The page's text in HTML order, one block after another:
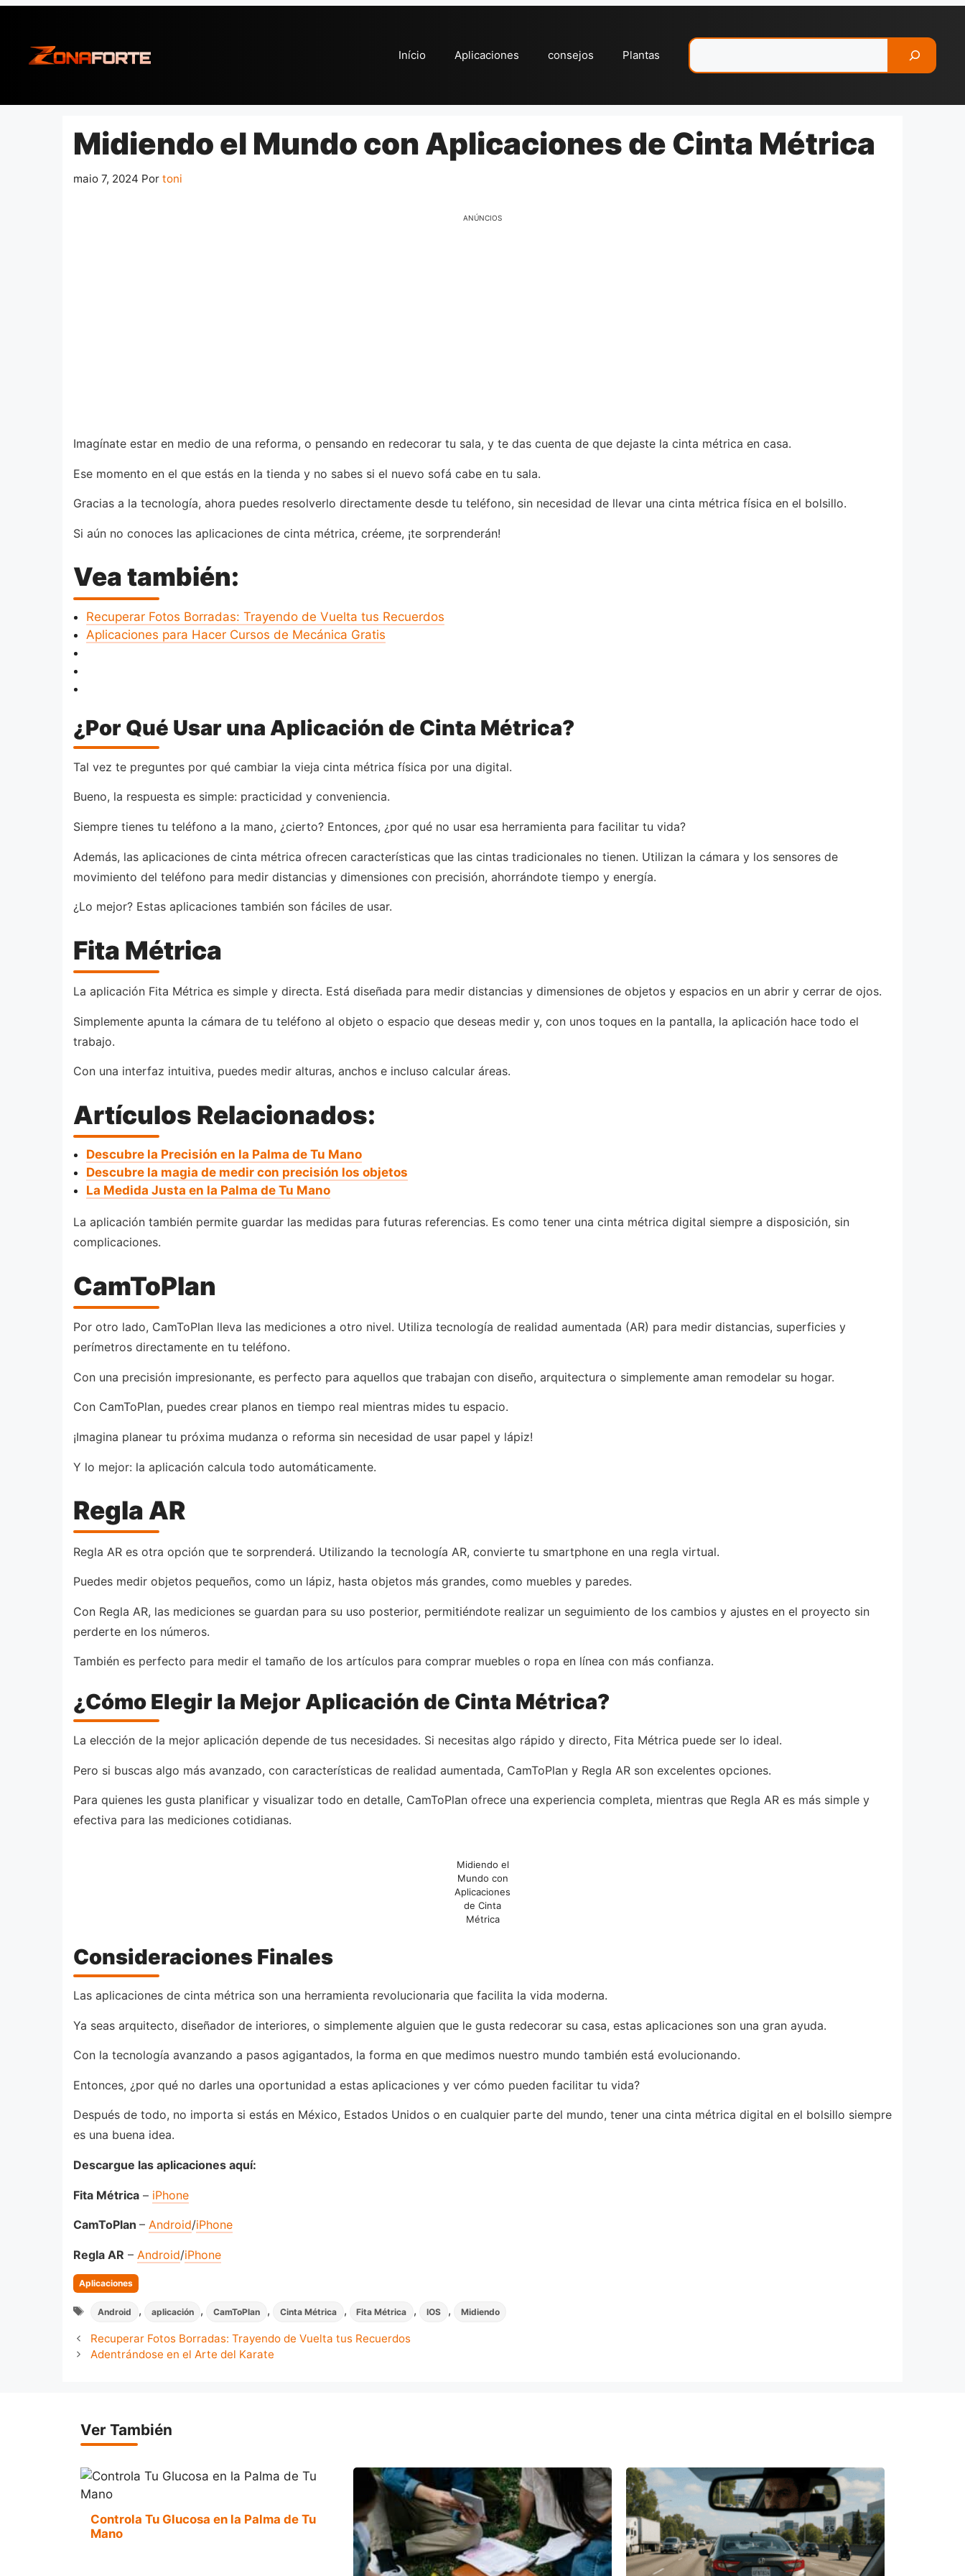
conteúdo
Início Aplicaciones consejos Plantas
Midiendo el Mundo con Aplicaciones de Cinta Métrica
maio 7, 2024 Por toni
ANÚNCIOS
Imagínate estar en medio de una reforma, o pensando en redecorar tu sala, y te das cuenta de que dejaste la cinta métrica en casa.
Ese momento en el que estás en la tienda y no sabes si el nuevo sofá cabe en tu sala.
Gracias a la tecnología, ahora puedes resolverlo directamente desde tu teléfono, sin necesidad de llevar una cinta métrica física en el bolsillo.
Si aún no conoces las aplicaciones de cinta métrica, créeme, ¡te sorprenderán!
Vea también:
Recuperar Fotos Borradas: Trayendo de Vuelta tus Recuerdos
Aplicaciones para Hacer Cursos de Mecánica Gratis
¿Por Qué Usar una Aplicación de Cinta Métrica?
Tal vez te preguntes por qué cambiar la vieja cinta métrica física por una digital.
Bueno, la respuesta es simple: practicidad y conveniencia.
Siempre tienes tu teléfono a la mano, ¿cierto? Entonces, ¿por qué no usar esa herramienta para facilitar tu vida?
Además, las aplicaciones de cinta métrica ofrecen características que las cintas tradicionales no tienen. Utilizan la cámara y los sensores de
movimiento del teléfono para medir distancias y dimensiones con precisión, ahorrándote tiempo y energía.
¿Lo mejor? Estas aplicaciones también son fáciles de usar.
Fita Métrica
La aplicación Fita Métrica es simple y directa. Está diseñada para medir distancias y dimensiones de objetos y espacios en un abrir y cerrar de ojos.
Simplemente apunta la cámara de tu teléfono al objeto o espacio que deseas medir y, con unos toques en la pantalla, la aplicación hace todo el
trabajo.
Con una interfaz intuitiva, puedes medir alturas, anchos e incluso calcular áreas.
Artículos Relacionados:
Descubre la Precisión en la Palma de Tu Mano
Descubre la magia de medir con precisión los objetos
La Medida Justa en la Palma de Tu Mano
La aplicación también permite guardar las medidas para futuras referencias. Es como tener una cinta métrica digital siempre a disposición, sin
complicaciones.
CamToPlan
Por otro lado, CamToPlan lleva las mediciones a otro nivel. Utiliza tecnología de realidad aumentada (AR) para medir distancias, superficies y
perímetros directamente en tu teléfono.
Con una precisión impresionante, es perfecto para aquellos que trabajan con diseño, arquitectura o simplemente aman remodelar su hogar.
Con CamToPlan, puedes crear planos en tiempo real mientras mides tu espacio.
¡Imagina planear tu próxima mudanza o reforma sin necesidad de usar papel y lápiz!
Y lo mejor: la aplicación calcula todo automáticamente.
Regla AR
Regla AR es otra opción que te sorprenderá. Utilizando la tecnología AR, convierte tu smartphone en una regla virtual.
Puedes medir objetos pequeños, como un lápiz, hasta objetos más grandes, como muebles y paredes.
Con Regla AR, las mediciones se guardan para su uso posterior, permitiéndote realizar un seguimiento de los cambios y ajustes en el proyecto sin
perderte en los números.
También es perfecto para medir el tamaño de los artículos para comprar muebles o ropa en línea con más confianza.
¿Cómo Elegir la Mejor Aplicación de Cinta Métrica?
La elección de la mejor aplicación depende de tus necesidades. Si necesitas algo rápido y directo, Fita Métrica puede ser lo ideal.
Pero si buscas algo más avanzado, con características de realidad aumentada, CamToPlan y Regla AR son excelentes opciones.
Para quienes les gusta planificar y visualizar todo en detalle, CamToPlan ofrece una experiencia completa, mientras que Regla AR es más simple y
efectiva para las mediciones cotidianas.
Midiendo el
Mundo con
Aplicaciones
de Cinta
Métrica
Consideraciones Finales
Las aplicaciones de cinta métrica son una herramienta revolucionaria que facilita la vida moderna.
Ya seas arquitecto, diseñador de interiores, o simplemente alguien que le gusta redecorar su casa, estas aplicaciones son una gran ayuda.
Con la tecnología avanzando a pasos agigantados, la forma en que medimos nuestro mundo también está evolucionando.
Entonces, ¿por qué no darles una oportunidad a estas aplicaciones y ver cómo pueden facilitar tu vida?
Después de todo, no importa si estás en México, Estados Unidos o en cualquier parte del mundo, tener una cinta métrica digital en el bolsillo siempre
es una buena idea.
Descargue las aplicaciones aquí:
Fita Métrica – iPhone
CamToPlan – Android/iPhone
Regla AR – Android/iPhone
Categorias
Aplicaciones
Tags
Android , aplicación , CamToPlan , Cinta Métrica , Fita Métrica , IOS , Midiendo
Recuperar Fotos Borradas: Trayendo de Vuelta tus Recuerdos
Adentrándose en el Arte del Karate
Ver También
Controla Tu Glucosa en la Palma de Tu
Mano